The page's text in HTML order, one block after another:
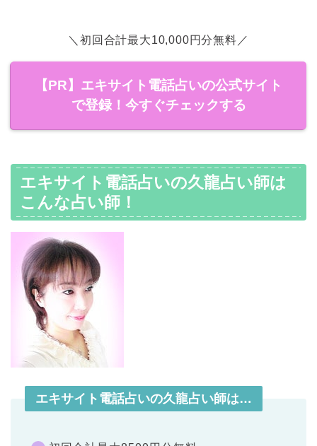
＼初回合計最大10,000円分無料／
【PR】エキサイト電話占いの公式サイト
で登録！今すぐチェックする
エキサイト電話占いの久龍占い師は
こんな占い師！
エキサイト電話占いの久龍占い師は…